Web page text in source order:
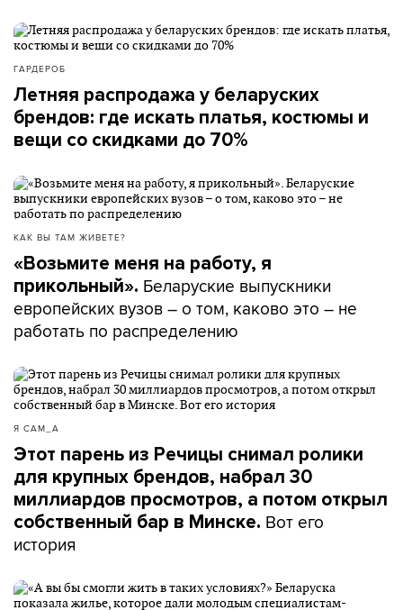
ГАРДЕРОБ
Летняя распродажа у беларуских
брендов: где искать платья, костюмы и
вещи со скидками до 70%
КАК ВЫ ТАМ ЖИВЕТЕ?
«Возьмите меня на работу, я
прикольный». Беларуские выпускники
европейских вузов – о том, каково это – не
работать по распределению
Я САМ_А
Этот парень из Речицы снимал ролики
для крупных брендов, набрал 30
миллиардов просмотров, а потом открыл
собственный бар в Минске. Вот его
история